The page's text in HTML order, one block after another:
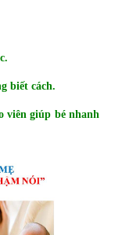
biết cách.
viên giúp bé nhanh